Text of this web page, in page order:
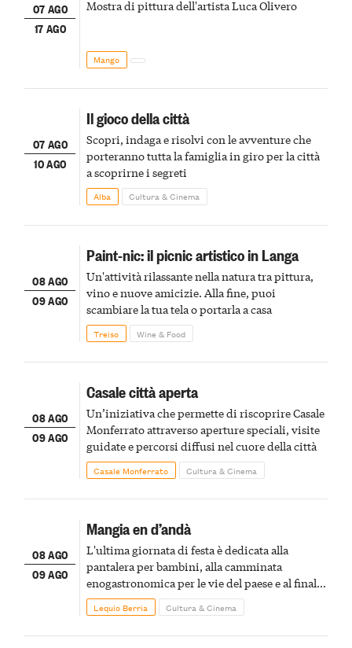
07 AGO
17 AGO
Mostra di pittura dell'artista Luca Olivero
Mango
07 AGO
10 AGO
Il gioco della città
Scopri, indaga e risolvi con le avventure che
porteranno tutta la famiglia in giro per la città
a scoprirne i segreti
Alba Cultura & Cinema
08 AGO
09 AGO
Paint-nic: il picnic artistico in Langa
Un'attività rilassante nella natura tra pittura,
vino e nuove amicizie. Alla fine, puoi
scambiare la tua tela o portarla a casa
Treiso Wine & Food
08 AGO
09 AGO
Casale città aperta
Un’iniziativa che permette di riscoprire Casale
Monferrato attraverso aperture speciali, visite
guidate e percorsi diffusi nel cuore della città
Casale Monferrato Cultura & Cinema
08 AGO
09 AGO
Mangia en d’andà
L'ultima giornata di festa è dedicata alla
pantalera per bambini, alla camminata
enogastronomica per le vie del paese e al finale
pirotecnico
Lequio Berria Cultura & Cinema